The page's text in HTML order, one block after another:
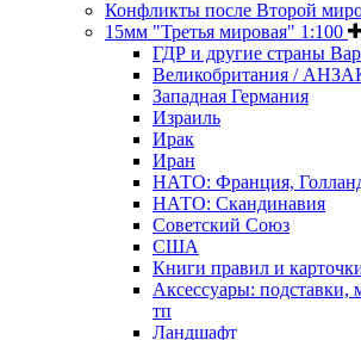
Конфликты после Второй
15мм "Третья мировая" 1:100
ГДР и другие страны
Великобритания /
Западная Германия
Израиль
Ирак
Иран
НАТО: Франция,
НАТО: Скандинавия
Советский Союз
США
Книги правил и
Аксессуары: подставки,
тп
Ландшафт